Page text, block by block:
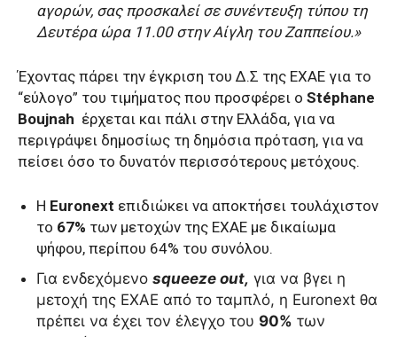
αγορών, σας προσκαλεί σε συνέντευξη τύπου τη
Δευτέρα ώρα 11.00 στην Αίγλη του Ζαππείου.»
Έχοντας πάρει την έγκριση του Δ.Σ της ΕΧΑΕ για το
“εύλογο” του τιμήματος που προσφέρει ο Stéphane
Boujnah έρχεται και πάλι στην Ελλάδα, για να
περιγράψει δημοσίως τη δημόσια πρόταση, για να
πείσει όσο το δυνατόν περισσότερους μετόχους.
Η Euronext επιδιώκει να αποκτήσει τουλάχιστον
το 67% των μετοχών της ΕΧΑΕ με δικαίωμα
ψήφου, περίπου 64% του συνόλου.
Για ενδεχόμενο squeeze out, για να βγει η
μετοχή της ΕΧΑΕ από το ταμπλό, η Euronext θα
πρέπει να έχει τον έλεγχο του 90% των